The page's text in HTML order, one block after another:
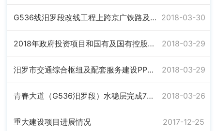
G536线汨罗段改线工程上跨京广铁路及下穿京广高速铁路项目施工中标候选人公示 2018-03-30
2018年政府投资项目和国有及国有控股企业投资项目招投标情况表 2018-03-29
汨罗市交通综合枢纽及配套服务建设PPP项目 2018-03-29
青春大道（G536汨罗段）水稳层完成70%工程量 2018-03-26
重大建设项目进展情况 2017-12-25